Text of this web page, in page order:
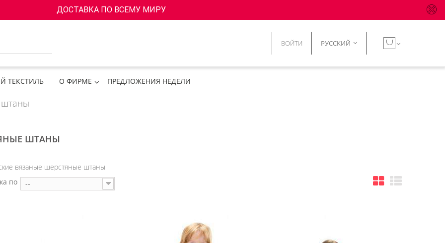
ДОСТАВКА ПО ВСЕМУ МИРУ
РУССКИЙ
ВОЙТИ
ТЕКСТИЛЬ О ФИРМЕ ПРЕДЛОЖЕНИЯ НЕДЕЛИ
ШТАНЫ
вязаные шерстяные штаны
по
--